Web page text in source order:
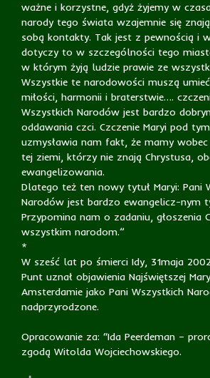
ważne i korzystne, gdyż żyjemy w
narody tego świata wzajemnie się
sobą kontakty. Tak jest z pewnością i
dotyczy to w szczególności tego
w którym żyją ludzie prawie ze
Wszystkie te narodowości muszą
miłości, harmonii i braterstwie….
Wszystkich Narodów jest bardzo
oddawania czci. Czczenie Maryi pod
uzmysławia nam fakt, że mamy
tej ziemi, którzy nie znają Chrystusa,
ewangelizowania.
Dlatego też ten nowy tytuł Maryi: Pani
Narodów jest bardzo ewangelicz-nym
Przypomina nam o zadaniu, głoszenia
wszystkim narodom.”
*
W sześć lat po śmierci Idy, 31maja
Punt uznał objawienia Najświętszej
Amsterdamie jako Pani Wszystkich
nadprzyrodzone.
Opracowanie za: “Ida Peerdeman –
zgodą Witolda Wojciechowskiego.